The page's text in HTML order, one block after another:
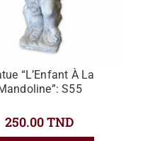
“L’Enfant À La
S55
250.00TND